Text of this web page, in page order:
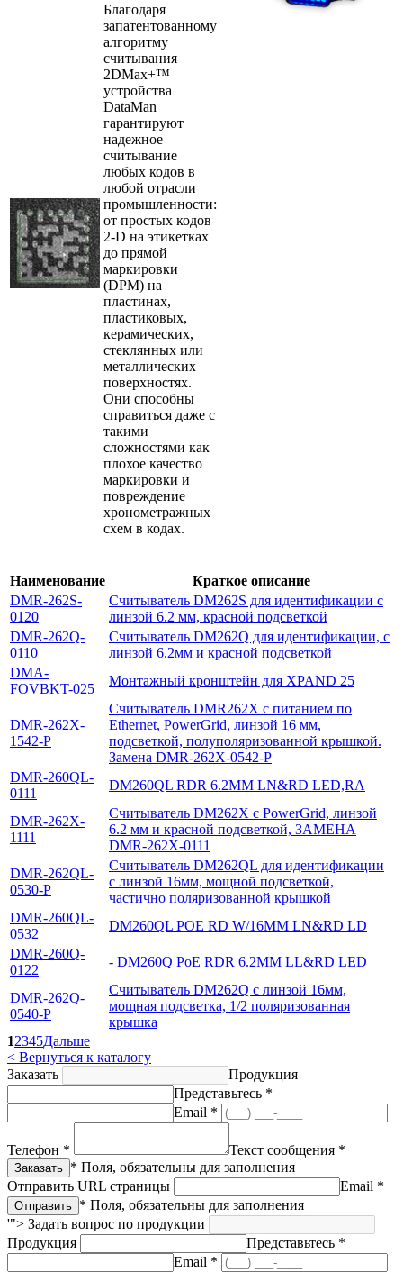
Благодаря
запатентованному
алгоритму
считывания
2DMax+™
устройства
DataMan
гарантируют
надежное
считывание
любых кодов в
любой отрасли
промышленности:
от простых кодов
2-D на этикетках
до прямой
маркировки
(DPM) на
пластинах,
пластиковых,
керамических,
стеклянных или
металлических
поверхностях.
Они способны
справиться даже с
такими
сложностями как
плохое качество
маркировки и
повреждение
хронометражных
схем в кодах.
Наименование
Краткое описание
DMR-262S-
0120
Считыватель DM262S для идентификации с
линзой 6.2 мм, красной подсветкой
DMR-262Q-
0110
Считыватель DM262Q для идентификации, с
линзой 6.2мм и красной подсветкой
DMA-
FOVBKT-025
Монтажный кронштейн для XPAND 25
DMR-262X-
1542-P
Считыватель DMR262X с питанием по
Ethernet, PowerGrid, линзой 16 мм,
подсветкой, полуполяризованной крышкой.
Замена DMR-262X-0542-P
DMR-260QL-
0111
DM260QL RDR 6.2MM LN&RD LED,RA
DMR-262X-
1111
Считыватель DM262X с PowerGrid, линзой
6.2 мм и красной подсветкой, ЗАМЕНА
DMR-262X-0111
DMR-262QL-
0530-P
Считыватель DM262QL для идентификации
с линзой 16мм, мощной подсветкой,
частично поляризованной крышкой
DMR-260QL-
0532
DM260QL POE RD W/16MM LN&RD LD
DMR-260Q-
0122
- DM260Q PoE RDR 6.2MM LL&RD LED
DMR-262Q-
0540-P
Считыватель DM262Q с линзой 16мм,
мощная подсветка, 1/2 поляризованная
крышка
12345Дальше
< Вернуться к каталогу
Заказать
Продукция
Представьтесь *
Email *
Телефон *
Текст сообщения *
* Поля, обязательны для заполнения
Отправить URL страницы
Email *
* Поля, обязательны для заполнения
'"> Задать вопрос по продукции
Продукция
Представьтесь *
Email *